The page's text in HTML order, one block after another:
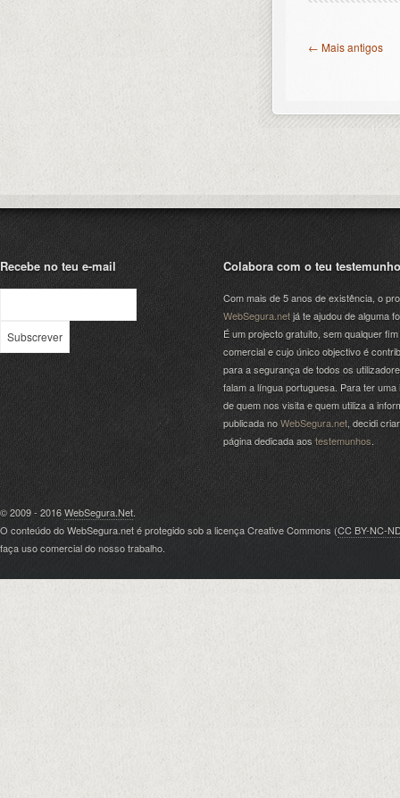
← Mais antigos
Recebe no teu e-mail Colabora com o teu testemunho
Com mais de 5 anos de existência, o
WebSegura.netjá te ajudou de alguma
É um projecto gratuito, sem qualquer fim
comercial e cujo único objectivo é
para a segurança de todos os
falam a língua portuguesa. Para ter uma
de quem nos visita e quem utiliza a
publicada noWebSegura.net , decidi
página dedicada aos testemunhos
© 2009 - 2016WebSegura.Net.
O conteúdo do WebSegura.net é protegido sob a licença Creative Commons (CC BY-NC-
faça uso comercial do nosso trabalho.